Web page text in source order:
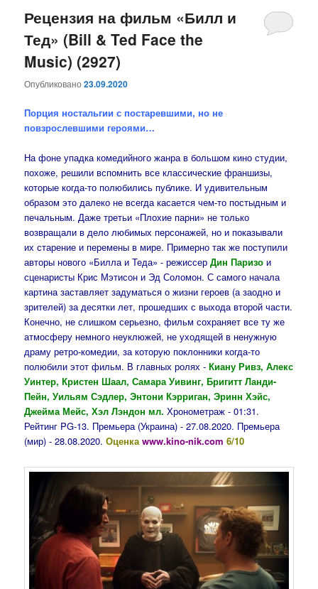
Рецензия на фильм «Билл и
Тед» (Bill & Ted Face the
Music) (2927)
Опубликовано23.09.2020
Порция ностальгии с постаревшими, но не
повзрослевшими героями…
На фоне упадка комедийного жанра в большом кино студии,
похоже, решили вспомнить все классические франшизы,
которые когда-то полюбились публике. И удивительным
образом это далеко не всегда касается чем-то постыдным и
печальным. Даже третьи «Плохие парни» не только
возвращали в дело любимых персонажей, но и показывали
их старение и перемены в мире. Примерно так же поступили
авторы нового «Билла и Теда» - режиссер Дин Паризо и
сценаристы Крис Мэтисон и Эд Соломон. С самого начала
картина заставляет задуматься о жизни героев (а заодно и
зрителей) за десятки лет, прошедших с выхода второй части.
Конечно, не слишком серьезно, фильм сохраняет все ту же
атмосферу немного неуклюжей, не уходящей в ненужную
драму ретро-комедии, за которую поклонники когда-то
полюбили этот фильм. В главных ролях -Киану Ривз, Алекс
Уинтер, Кристен Шаал, Самара Уивинг, Бригитт Ланди-
Пейн, Уильям Сэдлер, Энтони Кэрриган, Эринн Хэйс,
Джейма Мейс, Хэл Лэндон мл. Хронометраж - 01:31.
Рейтинг PG-13. Премьера (Украина) - 27.08.2020. Премьера
(мир) - 28.08.2020.Оценкаwww.kino-nik.com 6/10